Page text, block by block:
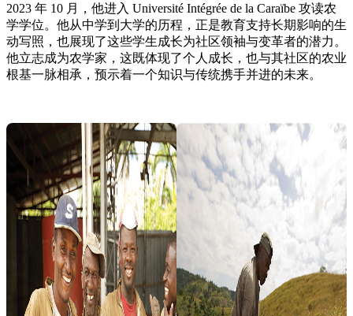
2023 年 10 月，他进入 Université Intégrée de la Caraïbe 攻读农
学学位。他从中学到大学的历程，正是教育支持长期影响的生
动写照，也展现了这些学生成长为社区领袖与变革者的潜力。
他立志成为农学家，这既体现了个人成长，也与其社区的农业
根基一脉相承，预示着一个知识与传统携手并进的未来。